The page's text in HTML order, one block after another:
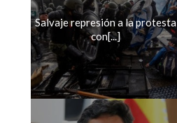
Salvaje represión a la protesta
con[...]